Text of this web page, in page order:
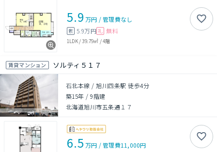
5.9 万円 /管理費なし
敷 5.9万円 礼 無料
1LDK/39.79㎡ /4階
賃貸マンション ソルティ５１７
石北本線 / 旭川四条駅 徒歩4分
築15年 /9階建
北海道旭川市五条通１７
6.5 万円 /管理費11,000円